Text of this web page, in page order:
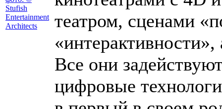
театром, сценами
Все они
цифровые